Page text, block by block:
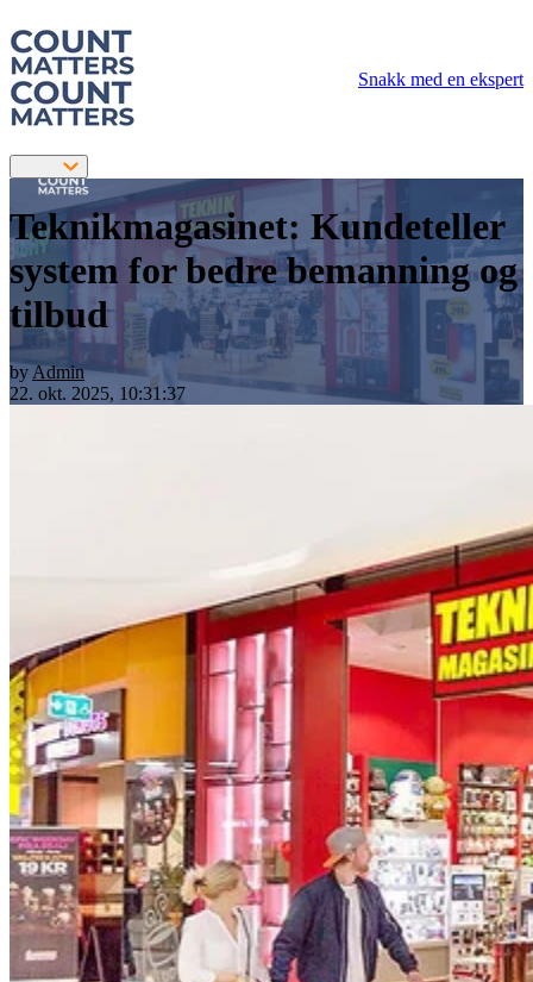
Snakk med en ekspert
Teknikmagasinet: Kundeteller
system for bedre bemanning og
tilbud
by Admin
22. okt. 2025, 10:31:37